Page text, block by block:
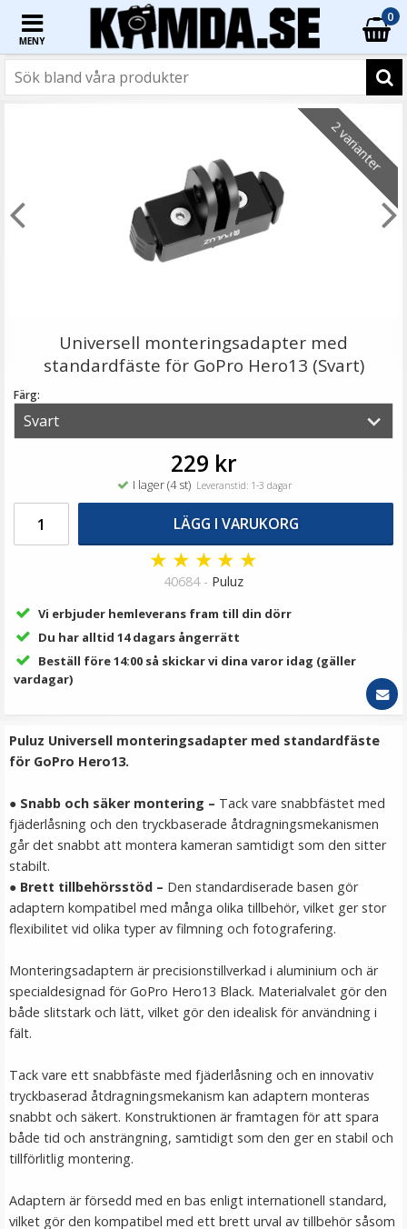
MENY
0
LÄGG I VARUKORG
Objektivlock för GoPro Hero13 black
★★★★★
LÄGG I VARUKORG
★ ★★★★
LÄGG I VARUKORG
2 varianter
Universell monteringsadapter med
standardfäste för GoPro Hero13 (Svart)
Färg:
229 kr
I lager (4 st) Leveranstid: 1-3 dagar
LÄGG I VARUKORG
★ ★ ★ ★ ★
40684 - Puluz
Vi erbjuder hemleverans fram till din dörr
Du har alltid 14 dagars ångerrätt
Beställ före 14:00 så skickar vi dina varor idag (gäller
vardagar)
Puluz Universell monteringsadapter med standardfäste
för GoPro Hero13.
● Snabb och säker montering – Tack vare snabbfästet med
fjäderlåsning och den tryckbaserade åtdragningsmekanismen
går det snabbt att montera kameran samtidigt som den sitter
stabilt.
● Brett tillbehörsstöd – Den standardiserade basen gör
adaptern kompatibel med många olika tillbehör, vilket ger stor
flexibilitet vid olika typer av filmning och fotografering.
Monteringsadaptern är precisionstillverkad i aluminium och är
specialdesignad för GoPro Hero13 Black. Materialvalet gör den
både slitstark och lätt, vilket gör den idealisk för användning i
fält.
Tack vare ett snabbfäste med fjäderlåsning och en innovativ
tryckbaserad åtdragningsmekanism kan adaptern monteras
snabbt och säkert. Konstruktionen är framtagen för att spara
både tid och ansträngning, samtidigt som den ger en stabil och
tillförlitlig montering.
Adaptern är försedd med en bas enligt internationell standard,
vilket gör den kompatibel med ett brett urval av tillbehör såsom